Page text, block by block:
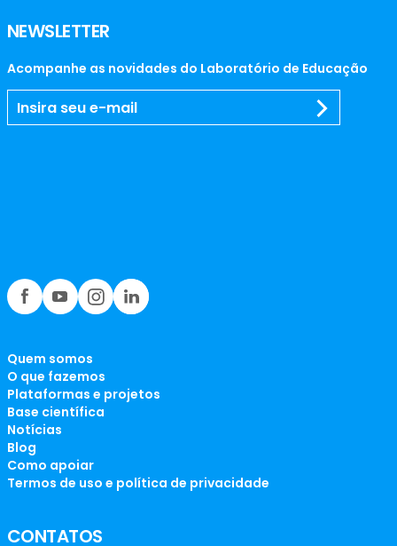
NEWSLETTER
Acompanhe as novidades do Laboratório de Educação
Quem somos
O que fazemos
Plataformas e projetos
Base científica
Notícias
Blog
Como apoiar
Termos de uso e política de privacidade
CONTATOS